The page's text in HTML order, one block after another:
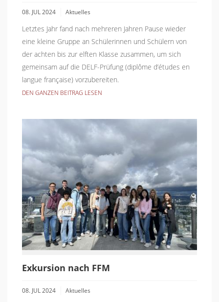
08. JUL 2024 Aktuelles
Letztes Jahr fand nach mehreren Jahren Pause wieder
eine kleine Gruppe an Schülerinnen und Schülern von
der achten bis zur elften Klasse zusammen, um sich
gemeinsam auf die DELF-Prüfung (diplôme d’études en
langue française) vorzubereiten.
DEN GANZEN BEITRAG LESEN
Exkursion nach FFM
08. JUL 2024 Aktuelles